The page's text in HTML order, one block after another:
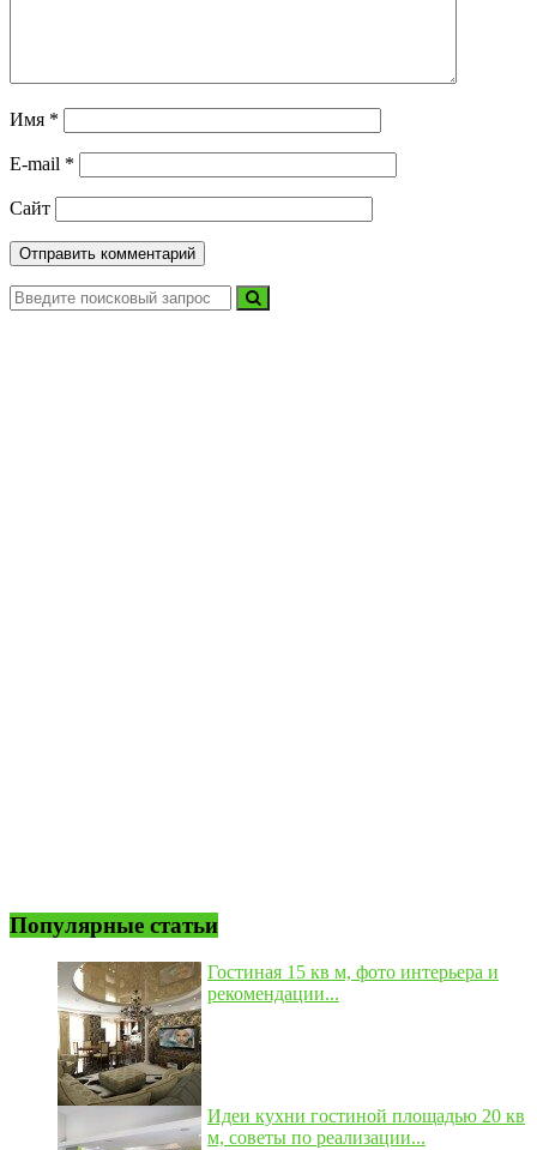
Имя *
E-mail *
Сайт
Популярные статьи
Гостиная 15 кв м, фото интерьера и
рекомендации...
Идеи кухни гостиной площадью 20 кв
м, советы по реализации...